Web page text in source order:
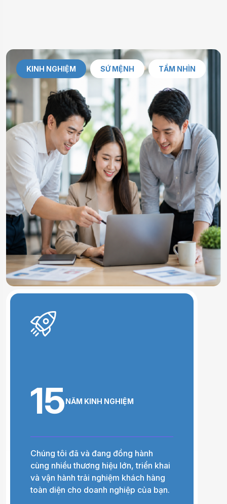
KINH NGHIỆM SỨ MỆNH TẦM NHÌN
15NĂM KINH NGHIỆM
Chúng tôi đã và đang đồng hành
cùng nhiều thương hiệu lớn, triển khai
và vận hành trải nghiệm khách hàng
toàn diện cho doanh nghiệp của bạn.